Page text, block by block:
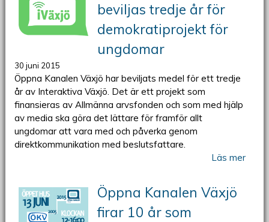
beviljas tredje år för
demokratiprojekt för
ungdomar
30 juni 2015
Öppna Kanalen Växjö har beviljats medel för ett tredje
år av Interaktiva Växjö. Det är ett projekt som
finansieras av Allmänna arvsfonden och som med hjälp
av media ska göra det lättare för framför allt
ungdomar att vara med och påverka genom
direktkommunikation med beslutsfattare.
Läs mer
Öppna Kanalen Växjö
firar 10 år som